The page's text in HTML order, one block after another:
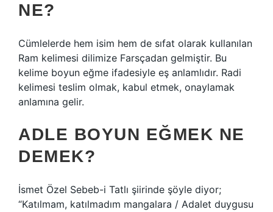
NE?
Cümlelerde hem isim hem de sıfat olarak kullanılan
Ram kelimesi dilimize Farsçadan gelmiştir. Bu
kelime boyun eğme ifadesiyle eş anlamlıdır. Radi
kelimesi teslim olmak, kabul etmek, onaylamak
anlamına gelir.
ADLE BOYUN EĞMEK NE
DEMEK?
İsmet Özel Sebeb-i Tatlı şiirinde şöyle diyor;
“Katılmam, katılmadım mangalara / Adalet duygusu